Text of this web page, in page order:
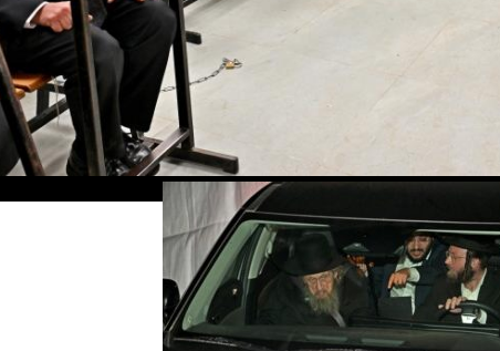
הגר"ד לנדו בביקור בישיבה